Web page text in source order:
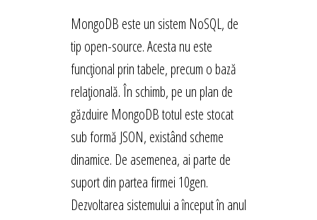
MongoDB este un sistem NoSQL, de
tip open-source. Acesta nu este
funcțional prin tabele, precum o bază
relațională. În schimb, pe un plan de
găzduire MongoDB totul este stocat
sub formă JSON, existând scheme
dinamice. De asemenea, ai parte de
suport din partea firmei 10gen.
Dezvoltarea sistemului a început în anul